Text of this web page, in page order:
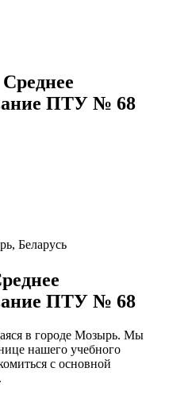
ПТУ № 68
Беларусь
ПТУ № 68
в городе Мозырь. Мы
нашего учебного
с основной